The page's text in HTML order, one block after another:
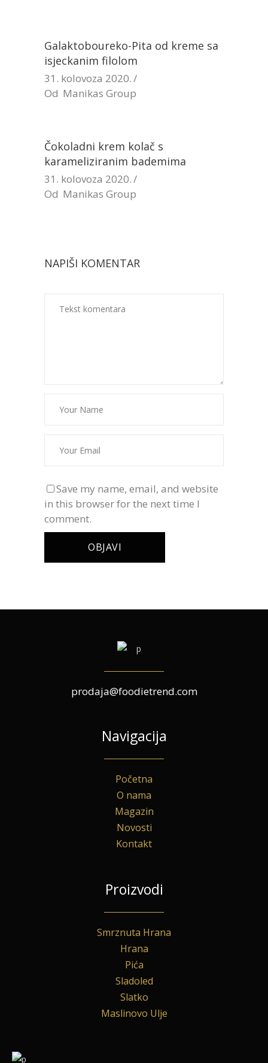
Galaktoboureko-Pita od kreme sa
isjeckanim filolom
31. kolovoza 2020.
Od Manikas Group
Čokoladni krem kolač s
karameliziranim bademima
31. kolovoza 2020.
Od Manikas Group
NAPIŠI KOMENTAR
Save my name, email, and website
in this browser for the next time I
comment.
prodaja@foodietrend.com
Navigacija
Početna
O nama
Magazin
Novosti
Kontakt
Proizvodi
Smrznuta Hrana
Hrana
Pića
Sladoled
Slatko
Maslinovo Ulje